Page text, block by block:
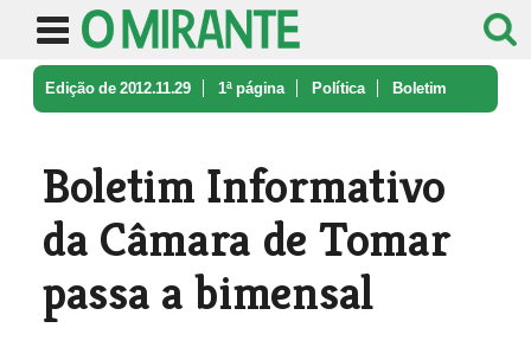
Edição de 2012.11.29 1ª página Política Boletim
Boletim Informativo
da Câmara de Tomar
passa a bimensal